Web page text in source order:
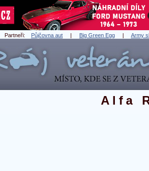
Partneři: Půjčovna aut | Big Green Egg | Army
Alfa